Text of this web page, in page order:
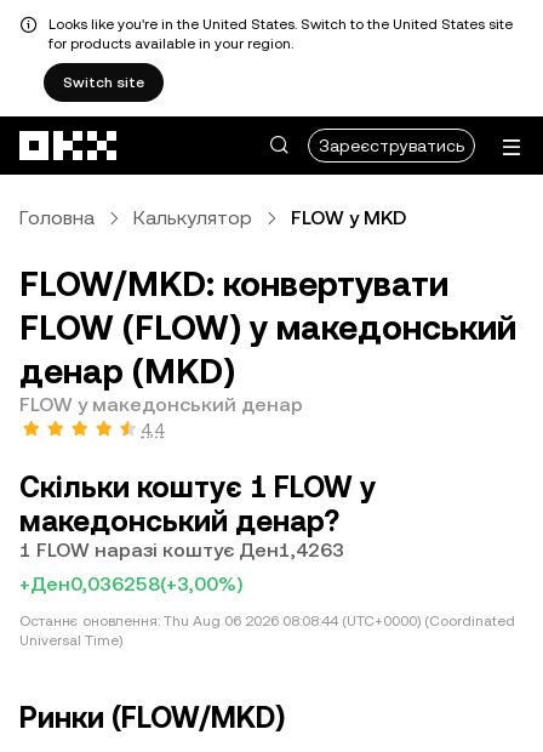
Looks like you're in the United States. Switch to the United States site
for products available in your region.
Switch site
Зареєструватись
Головна Калькулятор FLOW у MKD
FLOW/MKD: конвертувати
FLOW (FLOW) у македонський
денар (MKD)
FLOW у македонський денар
4,4
Скільки коштує 1 FLOW у
македонський денар?
1 FLOW наразі коштує Ден1,4263
+Ден0,036258(+3,00%)
Останнє оновлення: Thu Aug 06 2026 08:08:44 (UTC+0000) (Coordinated
Universal Time)
Ринки (FLOW/MKD)